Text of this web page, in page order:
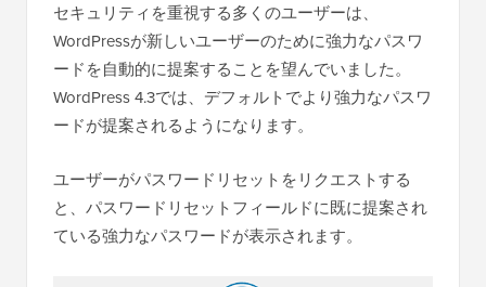
セキュリティを重視する多くのユーザーは、
WordPressが新しいユーザーのために強力なパスワ
ードを自動的に提案することを望んでいました。
WordPress 4.3では、デフォルトでより強力なパスワ
ードが提案されるようになります。
ユーザーがパスワードリセットをリクエストする
と、パスワードリセットフィールドに既に提案され
ている強力なパスワードが表示されます。